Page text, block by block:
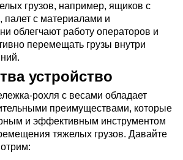
грузов, например, ящиков с
палет с материалами и
облегчают работу операторов и
перемещать грузы внутри
устройство
рохля с весами обладает
преимуществами, которые
и эффективным инструментом
тяжелых грузов. Давайте